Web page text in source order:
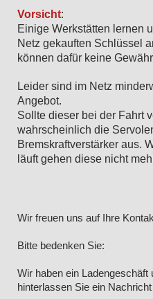
Vorsicht:
Einige Werkstätten lernen
Netz gekauften Schlüssel
können dafür keine
Leider sind im Netz
Angebot.
Sollte dieser bei der Fahrt
wahrscheinlich die
Bremskraftverstärker aus.
läuft gehen diese nicht
Wir freuen uns auf Ihre
Bitte bedenken Sie:
Wir haben ein Ladengeschäft
hinterlassen Sie ein